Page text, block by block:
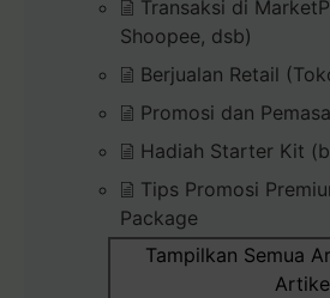
Transaksi di
Shoopee, dsb)
Berjualan Retail
Promosi dan
Hadiah Starter Kit
Tips Promosi
Package
Tampilkan Semua